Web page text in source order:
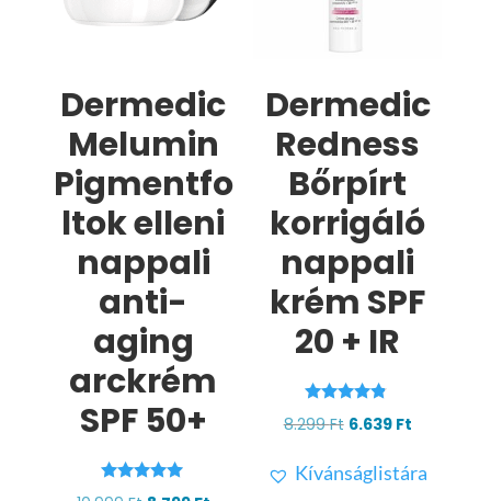
Dermedic
Melumin
Pigmentfo
ltok elleni
nappali
anti-
aging
arckrém
SPF 50+
Értékelés:
Dermedic
Redness
Bőrpírt
korrigáló
nappali
krém SPF
20 + IR
Értékelés:
4.67
8.299Ft Original
was:
6.639 FtCurrent
is:
Kívánságlistára